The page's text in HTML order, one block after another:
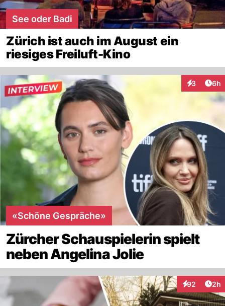
See oder Badi
Zürich ist auch im August ein
riesiges Freiluft-Kino
3 6h
«Schöne Gespräche»
Zürcher Schauspielerin spielt
neben Angelina Jolie
92
Interaktionen
2h